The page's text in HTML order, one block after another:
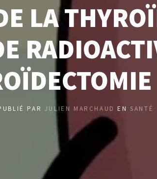
LA
PAR JULIEN MARCHAUD ENSANTÉ